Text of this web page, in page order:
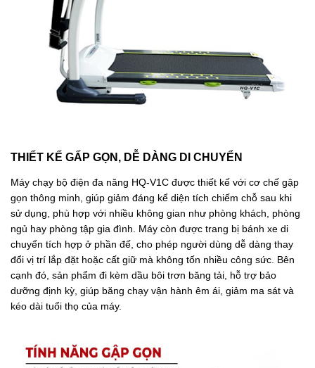
THIẾT KẾ GẤP GỌN, DỄ DÀNG DI CHUYỂN
Máy chạy bộ điện đa năng HQ-V1C được thiết kế với cơ chế gập
gọn thông minh, giúp giảm đáng kể diện tích chiếm chỗ sau khi
sử dụng, phù hợp với nhiều không gian như phòng khách, phòng
ngủ hay phòng tập gia đình. Máy còn được trang bị bánh xe di
chuyển tích hợp ở phần đế, cho phép người dùng dễ dàng thay
đổi vị trí lắp đặt hoặc cất giữ mà không tốn nhiều công sức. Bên
cạnh đó, sản phẩm đi kèm dầu bôi trơn băng tải, hỗ trợ bảo
dưỡng định kỳ, giúp băng chạy vận hành êm ái, giảm ma sát và
kéo dài tuổi thọ của máy.